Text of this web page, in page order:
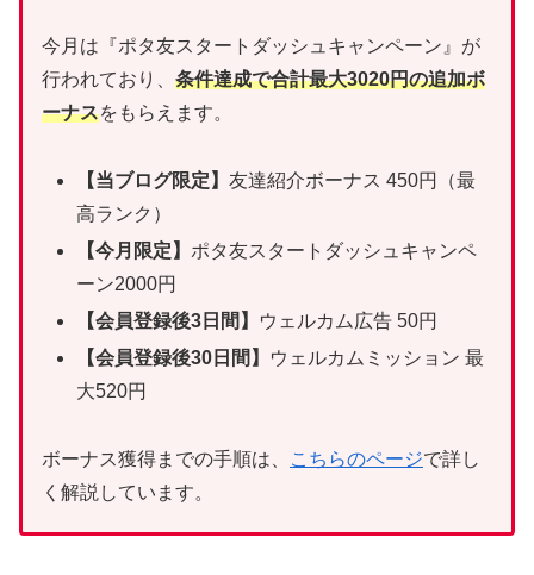
今月は『ポタ友スタートダッシュキャンペーン』が
行われており、 条件達成で合計最大3020円の追加ボ
ーナスをもらえます。
【当ブログ限定】友達紹介ボーナス 450円（最
高ランク）
【今月限定】 ポタ友スタートダッシュキャンペ
ーン2000円
【会員登録後3日間】
ウェルカム広告 50円
【会員登録後30日間】
ウェルカムミッション 最
大520円
ボーナス獲得までの手順は、 こちらのページで詳し
く解説しています。